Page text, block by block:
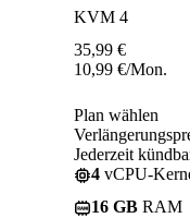
KVM 4
35,99 €
10,99 €/Mon.
Plan wählen
Jederzeit
4 vCPU-
16 GB RAM